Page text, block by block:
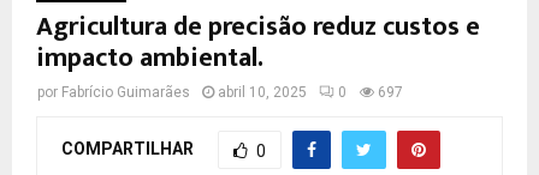
Agricultura de precisão reduz custos e
impacto ambiental.
por Fabrício Guimarães abril 10, 2025 0 697
COMPARTILHAR 0